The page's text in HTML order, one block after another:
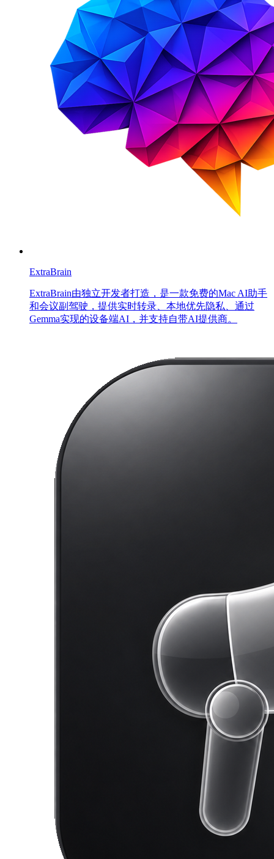
ExtraBrain
ExtraBrain由独立开发者打造，是一款免费的Mac AI助手
和会议副驾驶，提供实时转录、本地优先隐私、通过
Gemma实现的设备端AI，并支持自带AI提供商。